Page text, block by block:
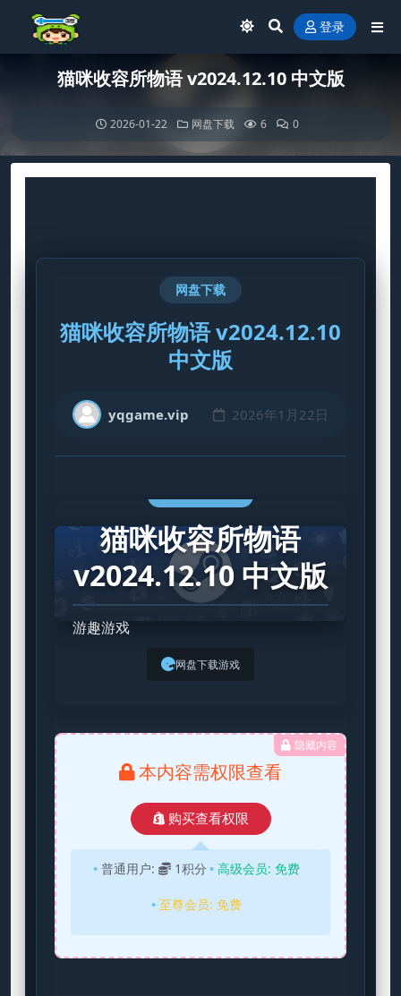
登录
猫咪收容所物语 v2024.12.10 中文版
2026-01-22 网盘下载 6 0
网盘下载
猫咪收容所物语 v2024.12.10
中文版
yqgame.vip 2026年1月22日
猫咪收容所物语
v2024.12.10 中文版
游趣游戏
网盘下载游戏
隐藏内容
本内容需权限查看
购买查看权限
普通用户: 1积分 高级会员: 免费
至尊会员: 免费